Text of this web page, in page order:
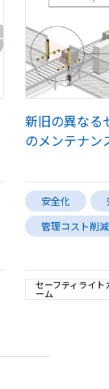
新旧の異なる
のメンテナン
安全化
管理コスト削減
セーフティライ
ーム